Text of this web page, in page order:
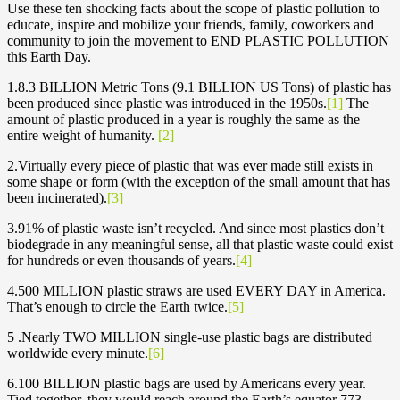
Use these ten shocking facts about the scope of plastic pollution to
educate, inspire and mobilize your friends, family, coworkers and
community to join the movement to END PLASTIC POLLUTION
this Earth Day.
1.8.3 BILLION Metric Tons (9.1 BILLION US Tons) of plastic has
been produced since plastic was introduced in the 1950s.[1] The
amount of plastic produced in a year is roughly the same as the
entire weight of humanity. [2]
2.Virtually every piece of plastic that was ever made still exists in
some shape or form (with the exception of the small amount that has
been incinerated).[3]
3.91% of plastic waste isn’t recycled. And since most plastics don’t
biodegrade in any meaningful sense, all that plastic waste could exist
for hundreds or even thousands of years.[4]
4.500 MILLION plastic straws are used EVERY DAY in America.
That’s enough to circle the Earth twice.[5]
5 .Nearly TWO MILLION single-use plastic bags are distributed
worldwide every minute.[6]
6.100 BILLION plastic bags are used by Americans every year.